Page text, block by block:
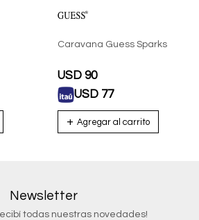
Caravana Guess Sparks
USD 90
USD 77
Newsletter
todas nuestras novedades!